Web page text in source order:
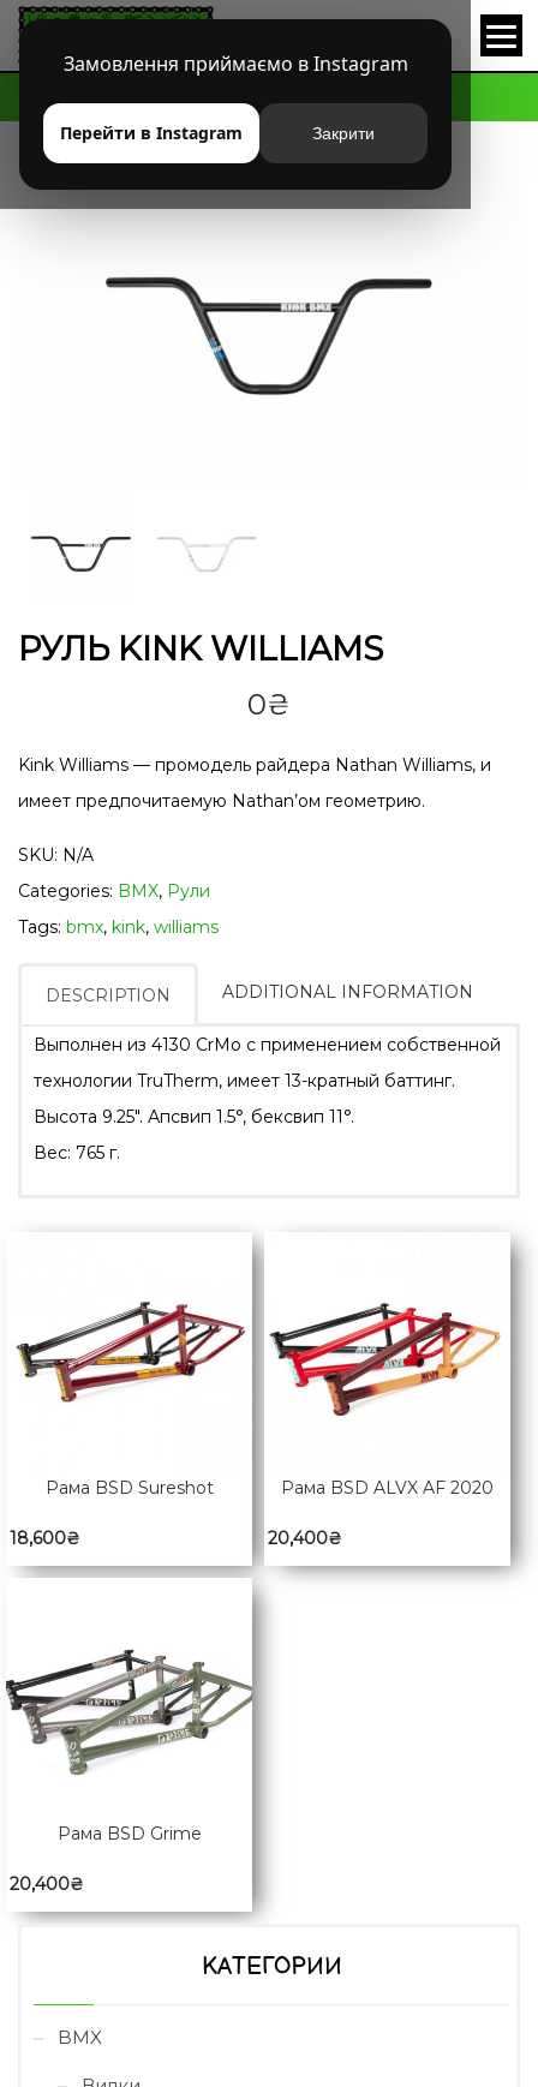
Замовлення приймаємо в Instagram
Перейти в Instagram Закрити
РУЛЬ KINK WILLIAMS
0₴
Kink Williams — промодель райдера Nathan Williams, и
имеет предпочитаемую Nathan’ом геометрию.
SKU: N/A
Categories: BMX, Рули
Tags: bmx, kink, williams
DESCRIPTION ADDITIONAL INFORMATION
Выполнен из 4130 CrMo с применением собственной
технологии TruTherm, имеет 13-кратный баттинг.
Высота 9.25″. Апсвип 1.5°, бексвип 11°.
Вес: 765 г.
Рама BSD Sureshot
18,600₴
Рама BSD ALVX AF 2020
20,400₴
Рама BSD Grime
20,400₴
КАТЕГОРИИ
BMX